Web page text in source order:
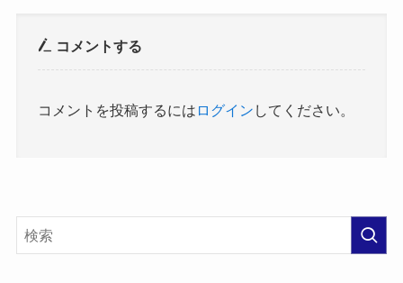
コメントする
コメントを投稿するには ログイン してください。